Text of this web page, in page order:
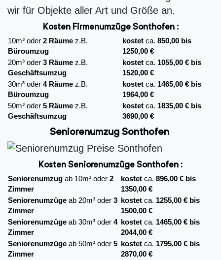
wir für Objekte aller Art und Größe an.
Kosten Firmenumzüge Sonthofen :
10m³ oder 2 Räume z.B.
Büroumzug
kostet ca. 850,00 bis
1250,00 €
20m³ oder 3 Räume z.B.
Geschäftsumzug
kostet ca. 1055,00 € bis
1520,00 €
30m³ oder 4 Räume z.B.
Büroumzug
kostet ca. 1465,00 € bis
1964,00 €
50m³ oder 5 Räume z.B.
Geschäftsumzug
kostet ca. 1835,00 € bis
3690,00 €
Seniorenumzug Sonthofen
Kosten Seniorenumzüge Sonthofen :
Seniorenumzug ab 10m³ oder 2
Zimmer
kostet ca. 896,00 € bis
1350,00 €
Seniorenumzüge ab 20m³ oder 3
Zimmer
kostet ca. 1255,00 € bis
1500,00 €
Seniorenumzüge ab 30m³ oder 4
Zimmer
kostet ca. 1465,00 € bis
2044,00 €
Seniorenumzüge ab 50m³ oder 5
Zimmer
kostet ca. 1795,00 € bis
2870,00 €